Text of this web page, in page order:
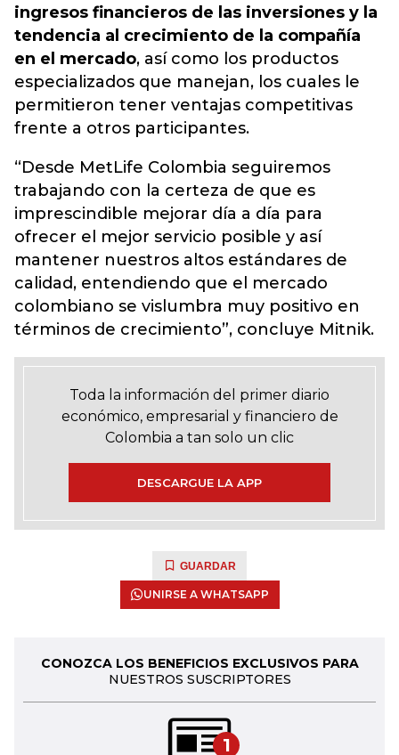
ingresos financieros de las inversiones y la
tendencia al crecimiento de la compañía
en el mercado, así como los productos
especializados que manejan, los cuales le
permitieron tener ventajas competitivas
frente a otros participantes.
“Desde MetLife Colombia seguiremos
trabajando con la certeza de que es
imprescindible mejorar día a día para
ofrecer el mejor servicio posible y así
mantener nuestros altos estándares de
calidad, entendiendo que el mercado
colombiano se vislumbra muy positivo en
términos de crecimiento”, concluye Mitnik.
Toda la información del primer diario
económico, empresarial y financiero de
Colombia a tan solo un clic
DESCARGUE LA APP
GUARDAR
UNIRSE A WHATSAPP
CONOZCA LOS BENEFICIOS EXCLUSIVOS PARA
NUESTROS SUSCRIPTORES
1